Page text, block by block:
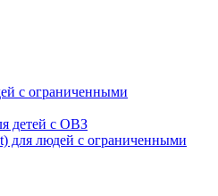
с ограниченными
детей с ОВЗ
для людей с ограниченными